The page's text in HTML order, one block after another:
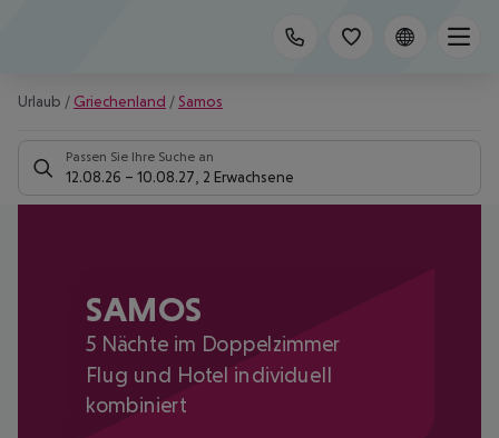
Urlaub / Griechenland / Samos
Passen Sie Ihre Suche an
12.08.26 – 10.08.27 2 Erwachsene
SAMOS
5 Nächte im Doppelzimmer
Flug und Hotel individuell
kombiniert